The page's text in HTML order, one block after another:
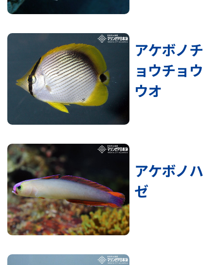
アケボノチ
ョウチョウ
ウオ
アケボノハ
ゼ